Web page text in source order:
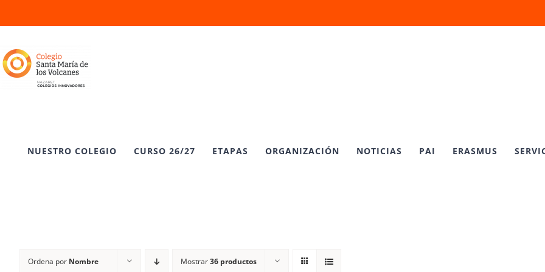
al
contenido
NUESTRO COLEGIO CURSO 26/27 ETAPAS ORGANIZACIÓN NOTICIAS PAI ERASMUS
Ordena por Nombre Mostrar36 productos